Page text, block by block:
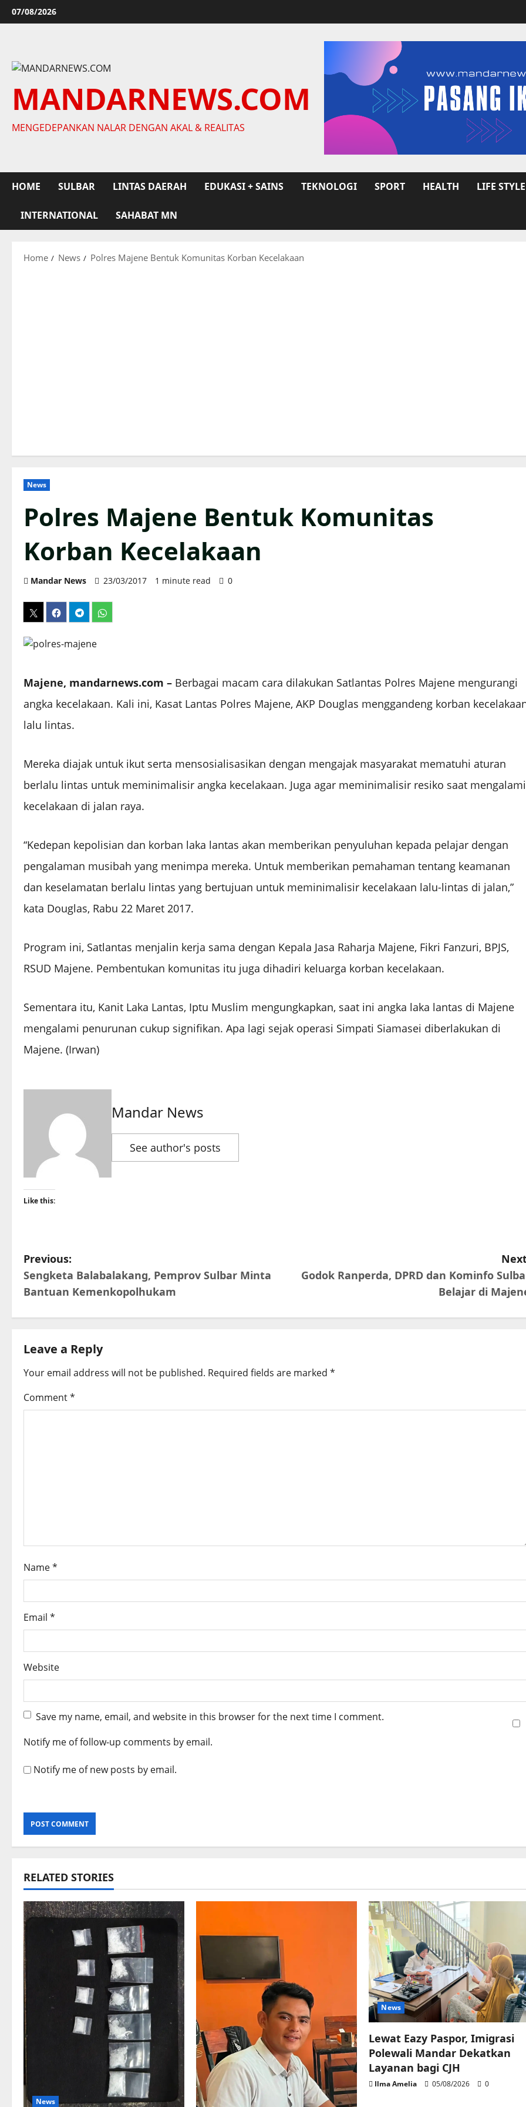
Skip
to
07/08/2026
MANDARNEWS.COM
MENGEDEPANKAN NALAR DENGAN AKAL & REALITAS
HOME SULBAR LINTAS DAERAH EDUKASI + SAINS TEKNOLOGI SPORT HEALTH LIFE STYLE
INTERNATIONAL SAHABAT MN
Home News Polres Majene Bentuk Komunitas Korban Kecelakaan
News
Polres Majene Bentuk Komunitas
Korban Kecelakaan
Mandar News 23/03/2017 1 minute read 0
Majene, mandarnews.com – Berbagai macam cara dilakukan Satlantas Polres Majene mengurangi
angka kecelakaan. Kali ini, Kasat Lantas Polres Majene, AKP Douglas menggandeng korban
lalu lintas.
Mereka diajak untuk ikut serta mensosialisasikan dengan mengajak masyarakat mematuhi aturan
berlalu lintas untuk meminimalisir angka kecelakaan. Juga agar meminimalisir resiko saat mengalami
kecelakaan di jalan raya.
“Kedepan kepolisian dan korban laka lantas akan memberikan penyuluhan kepada pelajar dengan
pengalaman musibah yang menimpa mereka. Untuk memberikan pemahaman tentang keamanan
dan keselamatan berlalu lintas yang bertujuan untuk meminimalisir kecelakaan lalu-lintas di jalan,”
kata Douglas, Rabu 22 Maret 2017.
Program ini, Satlantas menjalin kerja sama dengan Kepala Jasa Raharja Majene, Fikri Fanzuri, BPJS,
RSUD Majene. Pembentukan komunitas itu juga dihadiri keluarga korban kecelakaan.
Sementara itu, Kanit Laka Lantas, Iptu Muslim mengungkapkan, saat ini angka laka lantas di Majene
mengalami penurunan cukup signifikan. Apa lagi sejak operasi Simpati Siamasei diberlakukan di
Majene. (Irwan)
Mandar News
See author's posts
Like this:
P
o
s
n
v
o
n
Previous:
Sengketa Balabalakang, Pemprov Sulbar Minta
Bantuan Kemenkopolhukam
Godok Ranperda, DPRD dan Kominfo
Belajar di
Leave a Reply
Your email address will not be published. Required fields are marked *
Comment*
Name*
Email *
Website
Save my name, email, and website in this browser for the next time I comment.
Notify me of follow-up comments by email.
Notify me of new posts by email.
RELATED STORIES
News
News
Lewat Eazy Paspor, Imigrasi
Polewali Mandar Dekatkan
Layanan bagi CJH
Ilma Amelia 05/08/2026 0